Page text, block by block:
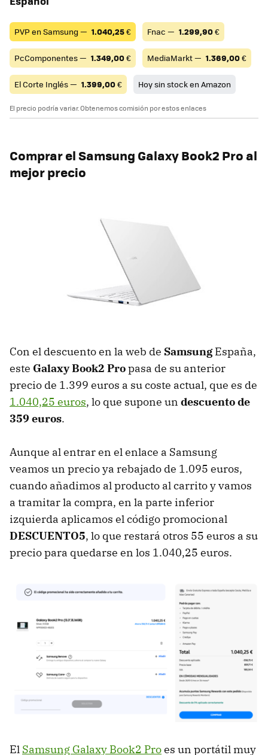
PVP en Samsung — 1.040,25€ Fnac — 1.299,90€
PcComponentes — 1.349,00€ MediaMarkt — 1.369,00€
El Corte Inglés — 1.399,00€ Hoy sin stock en Amazon
El precio podría variar. Obtenemos comisión por estos enlaces
Comprar el Samsung Galaxy Book2 Pro al
mejor precio
Con el descuento en la web de SamsungEspaña,
este Galaxy Book2 Propasa de su anterior
precio de 1.399 euros a su coste actual, que es de
1.040,25 euros, lo que supone un descuento de
359 euros.
Aunque al entrar en el enlace a Samsung
veamos un precio ya rebajado de 1.095 euros,
cuando añadimos al producto al carrito y vamos
a tramitar la compra, en la parte inferior
izquierda aplicamos el código promocional
DESCUENTO5, lo que restará otros 55 euros a su
precio para quedarse en los 1.040,25 euros.
El Samsung Galaxy Book2 Proes un portátil muy